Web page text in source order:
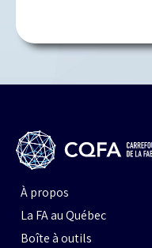
À propos
La FA au Québec
Boîte à outils